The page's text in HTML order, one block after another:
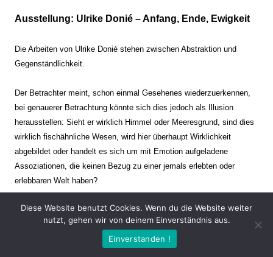
Ausstellung: Ulrike Donié – Anfang, Ende, Ewigkeit
Die Arbeiten von Ulrike Donié stehen zwischen Abstraktion und
Gegenständlichkeit.
Der Betrachter meint, schon einmal Gesehenes wiederzuerkennen,
bei genauerer Betrachtung könnte sich dies jedoch als Illusion
herausstellen: Sieht er wirklich Himmel oder Meeresgrund, sind dies
wirklich fischähnliche Wesen, wird hier überhaupt Wirklichkeit
abgebildet oder handelt es sich um mit Emotion aufgeladene
Assoziationen, die keinen Bezug zu einer jemals erlebten oder
erlebbaren Welt haben?
Verharren und Dynamik stehen sich dabei gegenüber. Zeit steht still
oder verrinnt im Nu. Es soll dabei eine Spannung, auch farblich, bis
zur Schmerzgrenze erzeugt werden. Die Arbeiten stellen ambivalente
Diese Website benutzt Cookies. Wenn du die Website weiter
nutzt, gehen wir von deinem Einverständnis aus.
Einverstanden !